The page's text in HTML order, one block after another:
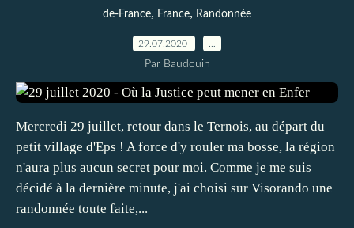
de-France, France, Randonnée
29.07.2020
Par Baudouin
Mercredi 29 juillet, retour dans le Ternois, au départ du
petit village d'Eps ! A force d'y rouler ma bosse, la région
n'aura plus aucun secret pour moi. Comme je me suis
décidé à la dernière minute, j'ai choisi sur Visorando une
randonnée toute faite,...